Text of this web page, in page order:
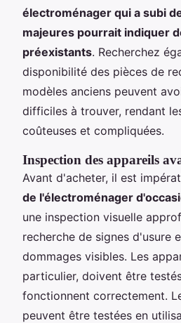
électroménager qui a subi
majeures pourrait indiquer
préexistants. Recherchez
disponibilité des pièces de
modèles anciens peuvent
difficiles à trouver, rendant
coûteuses et compliquées.
Inspection des appareils
Avant d'acheter, il est
de l'électroménager
une inspection visuelle
recherche de signes d'usure
dommages visibles. Les
particulier, doivent être
fonctionnent correctement.
peuvent être testées en